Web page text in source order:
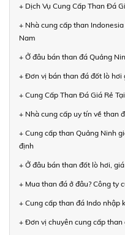
+ Dịch Vụ Cung Cấp Than Đá
+ Nhà cung cấp than
Nam
+ Ở đâu bán than đá Quảng
+ Đơn vị bán than đá đốt lò
+ Cung Cấp Than Đá Giá Rẻ
+ Nhà cung cấp uy tín về than
+ Cung cấp than Quảng Ninh
định
+ Ở đâu bán than đốt lò hơi,
+ Mua than đá ở đâu? Công ty
+ Cung cấp than đá Indo nhập
+ Đơn vị chuyên cung cấp